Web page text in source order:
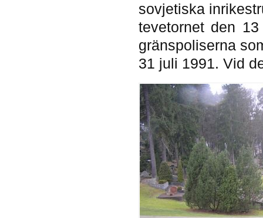
sovjetiska
tevetornet den
gränspoliserna
31 juli 1991. Vid